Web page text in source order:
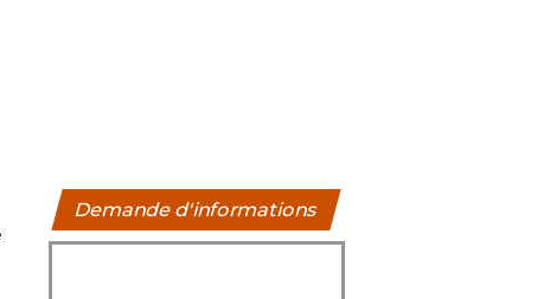
Demande d'informations